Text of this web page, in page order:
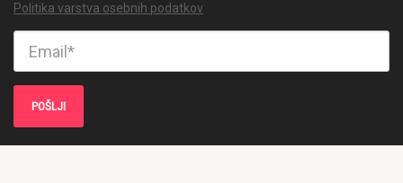
Politika varstva osebnih podatkov